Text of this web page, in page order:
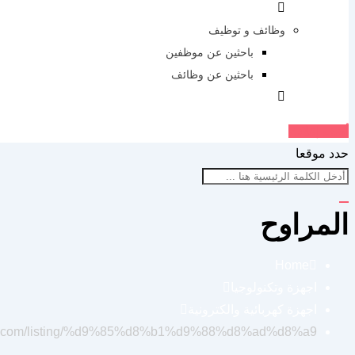
وظائف و توظيف
باحثين عن موظفين
باحثين عن وظائف
حدد موقعا
المراوح
listing/%d9%85%d8%b1%d9%88%d8%ad%d8%a9/